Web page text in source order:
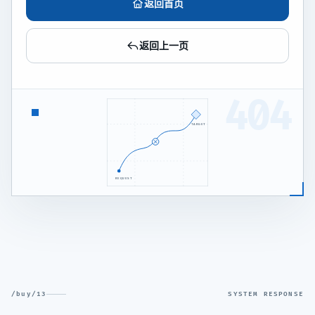
返回首页
返回上一页
REQUEST
TARGET
/buy/13 SYSTEM RESPONSE